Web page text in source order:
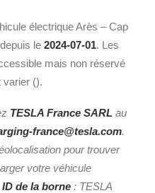
électrique Arès – Cap
le 2024-07-01. Les
mais non réservé
varier ().
TESLA France SARL au
france@tesla.com.
pour trouver
votre véhicule
ID de la borne : TESLA